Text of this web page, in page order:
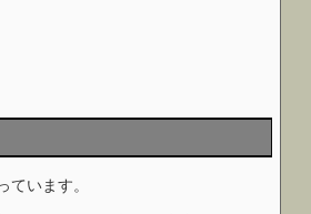
います。